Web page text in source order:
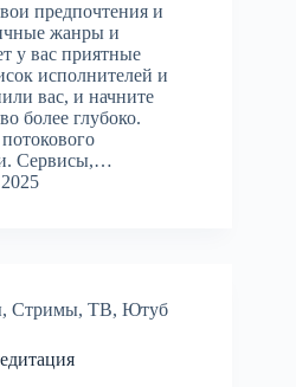
предпочтения и
жанры и
у вас приятные
исполнителей и
вас, и начните
более глубоко.
Сервисы,…
, Стримы, ТВ, Ютуб